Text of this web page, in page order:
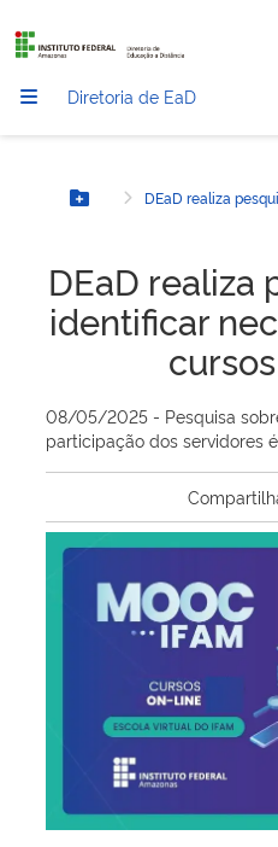
Diretoria de EaD
Botão Menu
DEaD realiza
DEaD realiza
identificar
08/05/2025 - Pesquisa
participação dos servidores